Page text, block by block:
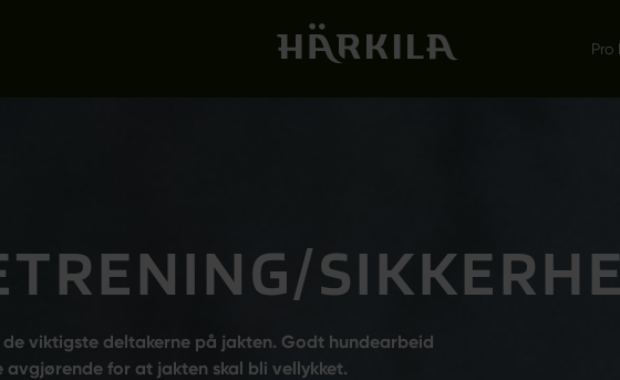
Pro
viktigste deltakerne på jakten. Godt hundearbeid
for at jakten skal bli vellykket.